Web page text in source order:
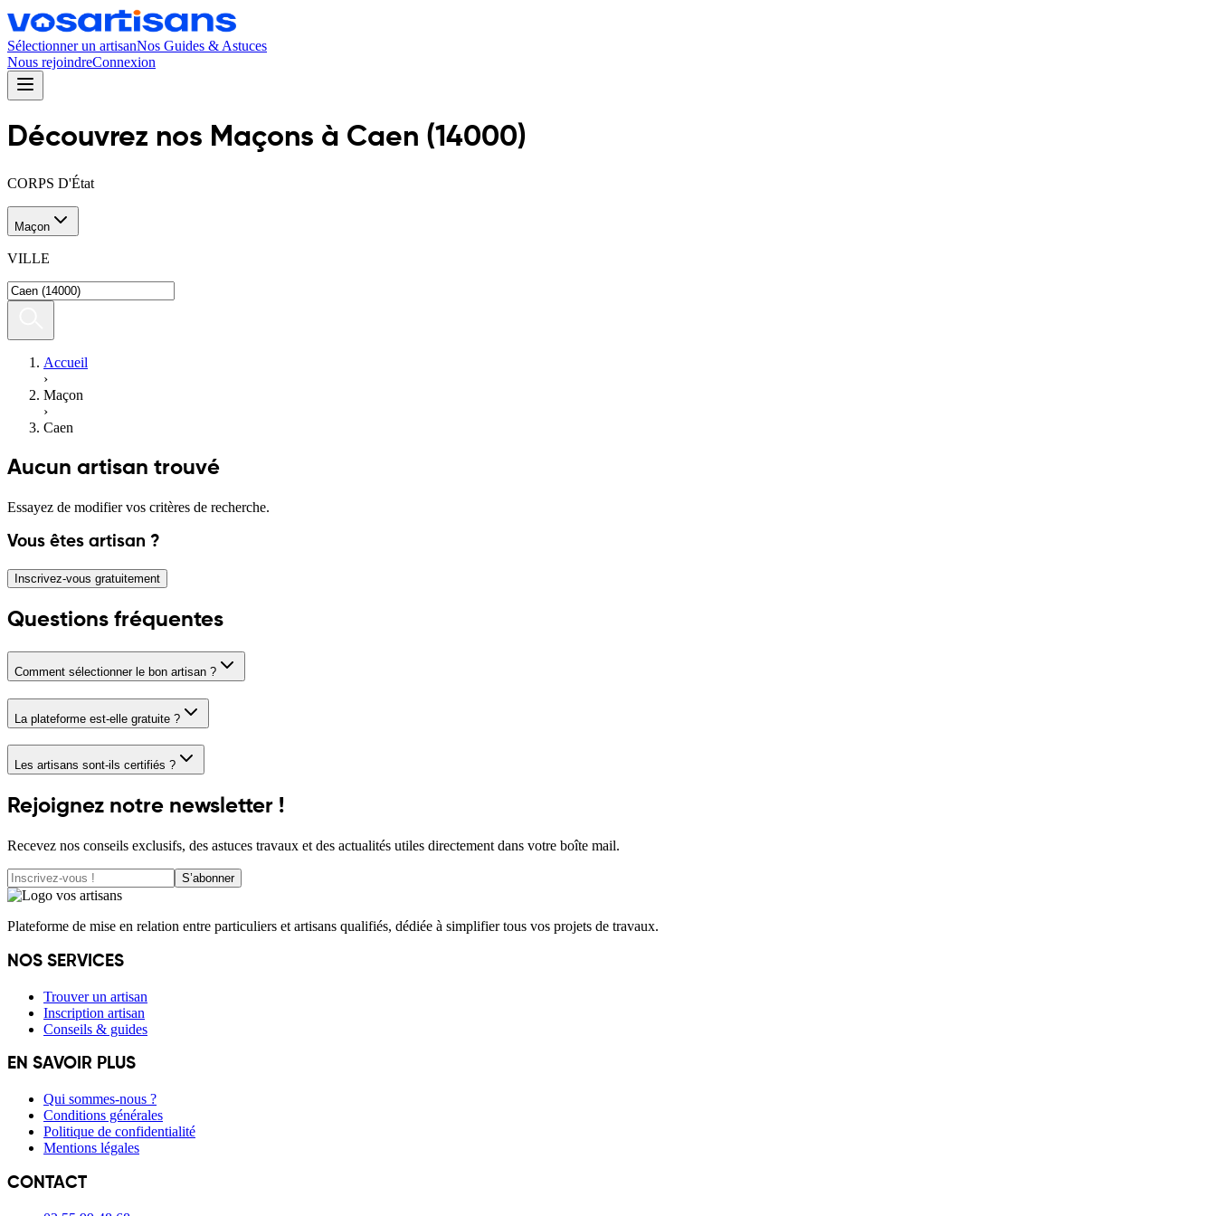
Sélectionner un artisanNos Guides & Astuces
Nous rejoindreConnexion
Découvrez nos Maçons à Caen (14000)
CORPS D'État
Maçon
VILLE
Accueil
›
Maçon
›
Caen
Aucun artisan trouvé
Essayez de modifier vos critères de recherche.
Vous êtes artisan ?
Inscrivez-vous gratuitement
Questions fréquentes
Comment sélectionner le bon artisan ?
La plateforme est-elle gratuite ?
Les artisans sont-ils certifiés ?
Rejoignez notre newsletter !
Recevez nos conseils exclusifs, des astuces travaux et des actualités utiles directement dans votre boîte mail.
S’abonner
Plateforme de mise en relation entre particuliers et artisans qualifiés, dédiée à simplifier tous vos projets de travaux.
NOS SERVICES
Trouver un artisan
Inscription artisan
Conseils & guides
EN SAVOIR PLUS
Qui sommes-nous ?
Conditions générales
Politique de confidentialité
Mentions légales
CONTACT